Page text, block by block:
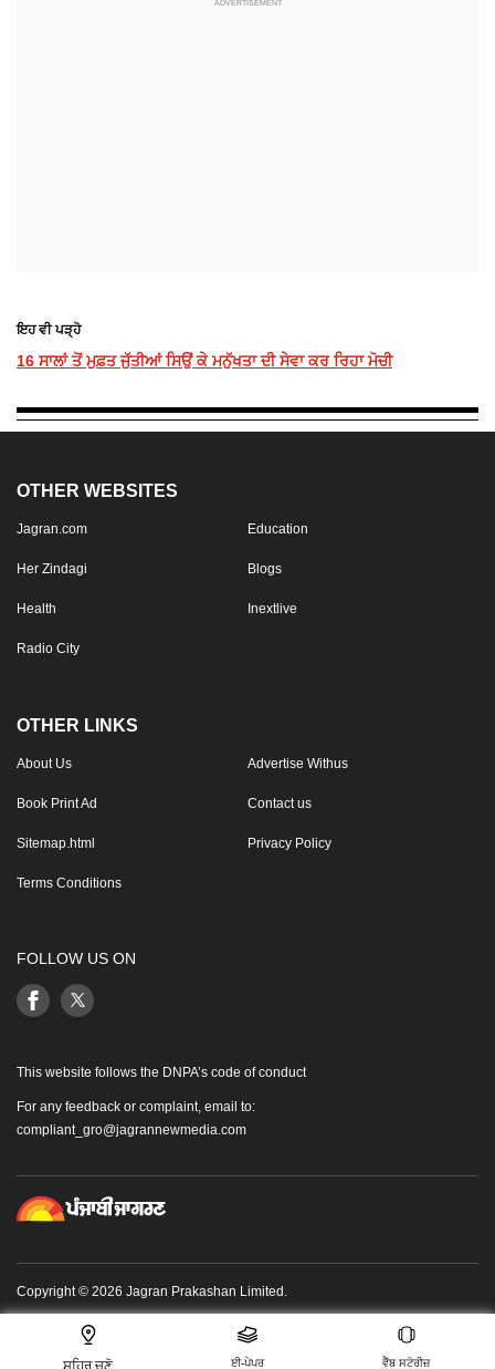
ਸ਼ਹਿਰ ਚੁਣੋ ਈ-ਪੇਪਰ ਵੈੱਬ ਸਟੋਰੀਜ਼
ਇਹ ਵੀ ਪੜ੍ਹੋ
16 ਸਾਲਾਂ ਤੋਂ ਮੁਫ਼ਤ ਜੁੱਤੀਆਂ ਸਿਉਂ ਕੇ ਮਨੁੱਖਤਾ ਦੀ ਸੇਵਾ ਕਰ ਰਿਹਾ ਮੋਚੀ
OTHER WEBSITES
Jagran.com Education
Her Zindagi Blogs
Health Inextlive
Radio City
OTHER LINKS
About Us Advertise Withus
Book Print Ad Contact us
Sitemap.html Privacy Policy
Terms Conditions
FOLLOW US ON
This website follows the DNPA’s code of conduct
For any feedback or complaint, email to:
compliant_gro@jagrannewmedia.com
Copyright © 2026 Jagran Prakashan Limited.